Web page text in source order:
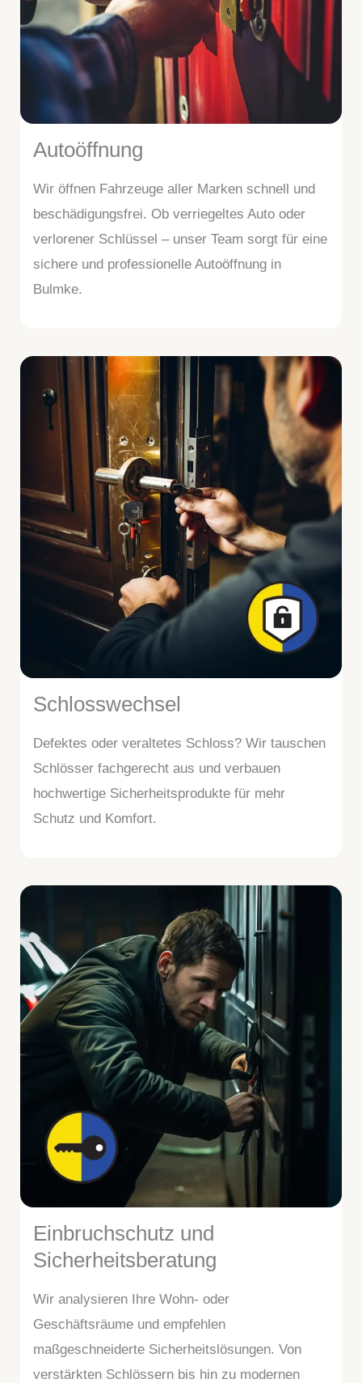
Autoöffnung
Wir öffnen Fahrzeuge aller Marken schnell und
beschädigungsfrei. Ob verriegeltes Auto oder
verlorener Schlüssel – unser Team sorgt für eine
sichere und professionelle Autoöffnung in
Bulmke.
Schlosswechsel
Defektes oder veraltetes Schloss? Wir tauschen
Schlösser fachgerecht aus und verbauen
hochwertige Sicherheitsprodukte für mehr
Schutz und Komfort.
Einbruchschutz und
Sicherheitsberatung
Wir analysieren Ihre Wohn- oder
Geschäftsräume und empfehlen
maßgeschneiderte Sicherheitslösungen. Von
verstärkten Schlössern bis hin zu modernen